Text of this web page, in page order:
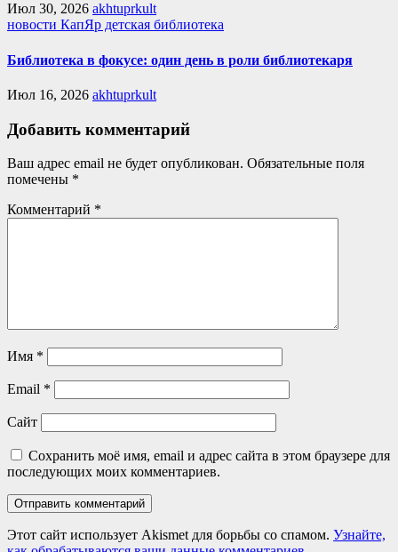
Июл 30, 2026 akhtuprkult
новости КапЯр детская библиотека
Библиотека в фокусе: один день в роли библиотекаря
Июл 16, 2026 akhtuprkult
Добавить комментарий
Ваш адрес email не будет опубликован. Обязательные поля
помечены *
Комментарий *
Имя *
Email *
Сайт
Сохранить моё имя, email и адрес сайта в этом браузере для
последующих моих комментариев.
Этот сайт использует Akismet для борьбы со спамом. Узнайте,